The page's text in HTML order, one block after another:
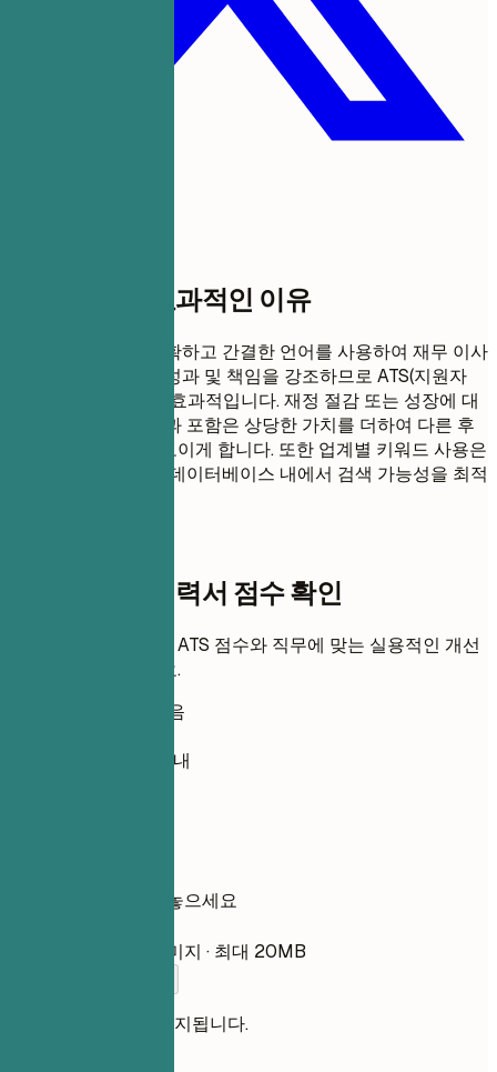
이 템플릿이 효과적인 이유
이 이력서 형식은 명확하고 간결한 언어를 사용하여 재무 이사
직책과 관련된 주요 성과 및 책임을 강조하므로 ATS(지원자
추적 시스템)에 매우 효과적입니다. 재정 절감 또는 성장에 대
한 정량화 가능한 결과 포함은 상당한 가치를 더하여 다른 후
보자들 사이에서 돋보이게 합니다. 또한 업계별 키워드 사용은
채용 게시판 및 회사 데이터베이스 내에서 검색 가능성을 최적
재무 부이사 이력서 점수 확인
이력서를 업로드하고 ATS 점수와 직무에 맞는 실용적인 개선
점을 즉시 확인하세요.
가입 필요 없음
보통 30초 이내
여기에 이력서를 놓으세요
PDF, DOCX, TXT, 이미지 · 최대 20MB
파일은 비공개로 유지됩니다.